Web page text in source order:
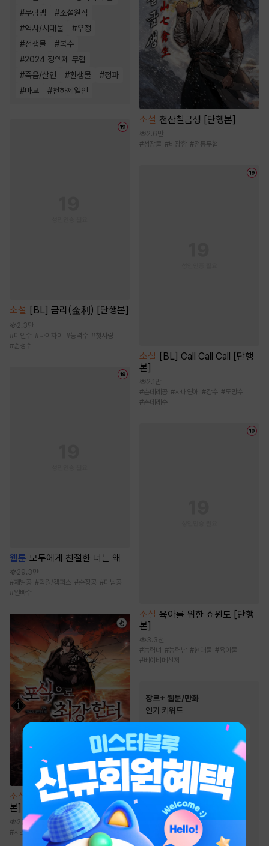
#무림맹 #소설원작
#역사/시대물 #우정
#전쟁물 #복수
#2024 정액제 무협
#죽음/살인 #환생물 #정파
#마교 #천하제일인
소설 [BL] 금리(金利) [단행본]
2.3만
#미인수 #나이차이 #능력수 #첫사랑
#순정수
웹툰 모두에게 친절한 너는 왜
29.3만
# 재벌공 #학원/캠퍼스 #순정공 #미남공
#얼빠수
소설
포식으로 최강 헌터 [단행
본]
2만
#시스템 현대판타지
소설 천산칠금생 [단행본]
2.6만
#성장물 #비장함 #전통무협
소설 [BL] Call Call Call [단행
본]
2.1만
#츤데레공 #사내연애 #강수 #도망수
#츤데레수
소설 육아를 위한 쇼윈도 [단행
본]
3.3천
#능력녀 #능력남 #현대물 #육아물
#베이비메신저
장르+ 웹툰/만화
인기 키워드
#
우정
#인외존재
복수물
#역사/시대물 #연애/결혼
#음식 #환생물 #동양풍
#현대물 #영상화 # 동물
힐링물 #복수
다정남 #소설원작
#
이세계물